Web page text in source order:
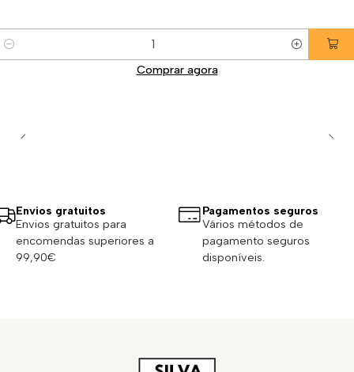
Comprar agora
Envios gratuitos
Envios gratuitos para
encomendas superiores a
99,90€
Pagamentos seguros
Vários métodos de
pagamento seguros
disponíveis.